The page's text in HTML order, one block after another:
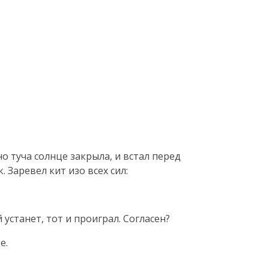
туча солнце закрыла, и встал перед
кит изо всех сил:
тот и проиграл. Согласен?